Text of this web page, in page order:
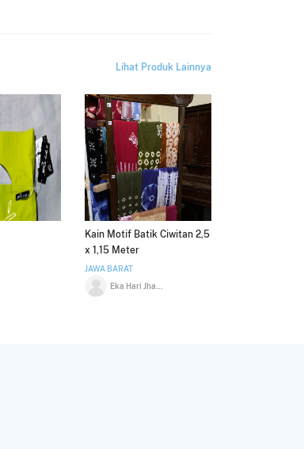
Lihat Produk Lainnya
Kain Motif Batik Ciwitan 2,5
x 1,15 Meter
JAWA BARAT